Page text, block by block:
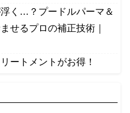
く…？プードルパーマ＆
せるプロの補正技術｜
ートメントがお得！